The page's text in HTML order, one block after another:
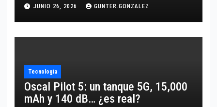
JUNIO 26, 2026 GUNTER.GONZALEZ
Tecnología
Oscal Pilot 5: un tanque 5G, 15,000
mAh y 140 dB… ¿es real?